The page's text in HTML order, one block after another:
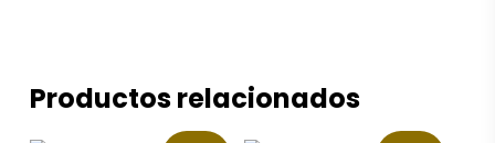
Productos relacionados